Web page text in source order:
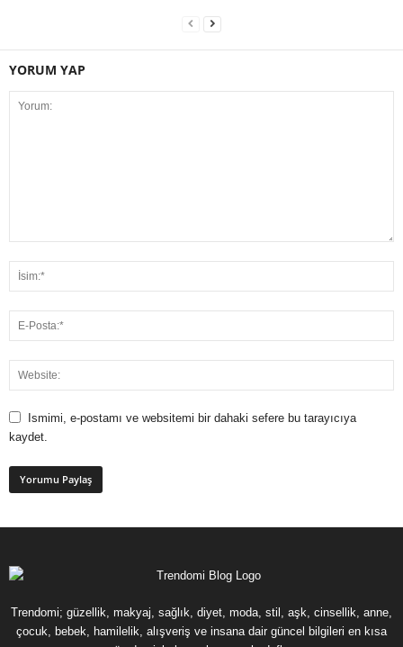
YORUM YAP
Ismimi, e-postamı ve websitemi bir dahaki sefere bu tarayıcıya
kaydet.
Trendomi; güzellik, makyaj, sağlık, diyet, moda, stil, aşk, cinsellik, anne,
çocuk, bebek, hamilelik, alışveriş ve insana dair güncel bilgileri en kısa